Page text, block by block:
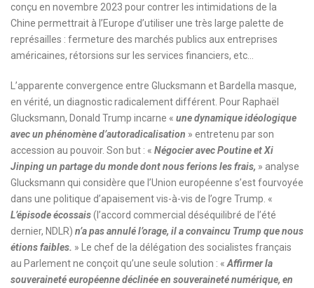
conçu en novembre 2023 pour contrer les intimidations de la
Chine permettrait à l’Europe d’utiliser une très large palette de
représailles : fermeture des marchés publics aux entreprises
américaines, rétorsions sur les services financiers, etc…
L’apparente convergence entre Glucksmann et Bardella masque,
en vérité, un diagnostic radicalement différent. Pour Raphaël
Glucksmann, Donald Trump incarne « une dynamique idéologique
avec un phénomène d’autoradicalisation » entretenu par son
accession au pouvoir. Son but : « Négocier avec Poutine et Xi
Jinping un partage du monde dont nous ferions les frais, » analyse
Glucksmann qui considère que l’Union européenne s’est fourvoyée
dans une politique d’apaisement vis-à-vis de l’ogre Trump. «
L’épisode écossais(l’accord commercial déséquilibré de l’été
dernier, NDLR) n’a pas annulé l’orage, il a convaincu Trump que nous
étions faibles. » Le chef de la délégation des socialistes français
au Parlement ne conçoit qu’une seule solution : « Affirmer la
souveraineté européenne déclinée en souveraineté numérique, en